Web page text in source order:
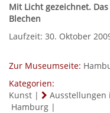
Mit Licht gezeichnet.
Blechen
Laufzeit: 30. Oktober
Zur Museumseite:
Kategorien:
Kunst | Ausstellungen
Hamburg |